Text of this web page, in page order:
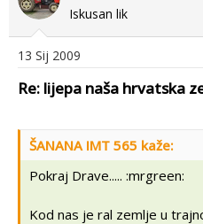
Iskusan lik
13 Sij 2009
Re: lijepa naša hrvatska
ŠANANA IMT 565 kaže:
Pokraj Drave..... :mrgreen:
Kod nas je ral zemlje u